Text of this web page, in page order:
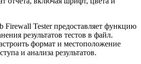
Firewall Tester предоставляет функцию
результатов тестов в файл.
формат и местоположение
и анализа результатов.